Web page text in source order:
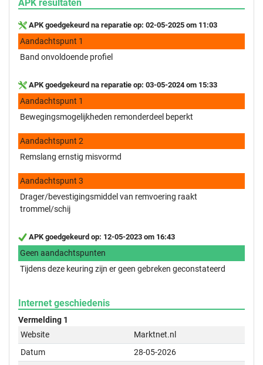
APK resultaten
APK goedgekeurd na reparatie op: 02-05-2025 om 11:03
Aandachtspunt 1
Band onvoldoende profiel
APK goedgekeurd na reparatie op: 03-05-2024 om 15:33
Aandachtspunt 1
Bewegingsmogelijkheden remonderdeel beperkt
Aandachtspunt 2
Remslang ernstig misvormd
Aandachtspunt 3
Drager/bevestigingsmiddel van remvoering raakt
trommel/schij
APK goedgekeurd op: 12-05-2023 om 16:43
Geen aandachtspunten
Tijdens deze keuring zijn er geen gebreken geconstateerd
Internet geschiedenis
Vermelding 1
Website
Marktnet.nl
Datum
28-05-2026